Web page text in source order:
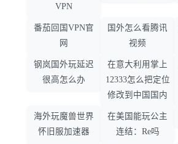
VPN
番茄回国VPN官
网
国外怎么看腾讯
视频
钢岚国外玩延迟
很高怎么办
在意大利用掌上
12333怎么把定位
修改到中国国内
海外玩魔兽世界
怀旧服加速器
在美国能玩公主
连结：Re吗